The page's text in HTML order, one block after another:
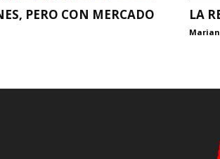
PERO CON MERCADO LA